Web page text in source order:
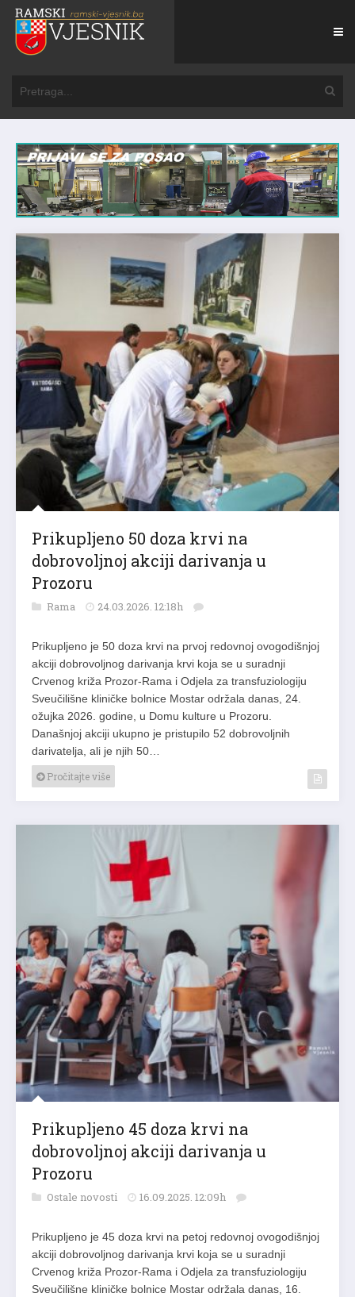
Prikupljeno 50 doza krvi na
dobrovoljnoj akciji darivanja u
Prozoru
Rama 24.03.2026. 12:18h
Prikupljeno je 50 doza krvi na prvoj redovnoj ovogodišnjoj
akciji dobrovoljnog darivanja krvi koja se u suradnji
Crvenog križa Prozor-Rama i Odjela za transfuziologiju
Sveučilišne kliničke bolnice Mostar održala danas, 24.
ožujka 2026. godine, u Domu kulture u Prozoru.
Današnjoj akciji ukupno je pristupilo 52 dobrovoljnih
darivatelja, ali je njih 50…
Pročitajte više
Prikupljeno 45 doza krvi na
dobrovoljnoj akciji darivanja u
Prozoru
Ostale novosti 16.09.2025. 12:09h
Prikupljeno je 45 doza krvi na petoj redovnoj ovogodišnjoj
akciji dobrovoljnog darivanja krvi koja se u suradnji
Crvenog križa Prozor-Rama i Odjela za transfuziologiju
Sveučilišne kliničke bolnice Mostar održala danas, 16.